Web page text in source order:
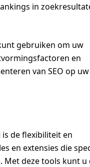
in
gebruiken om uw
en
van SEO op uw
is de flexibiliteit en
en extensies die
Met deze tools kunt u